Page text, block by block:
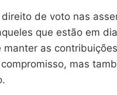
de voto nas
que estão em
as
mas